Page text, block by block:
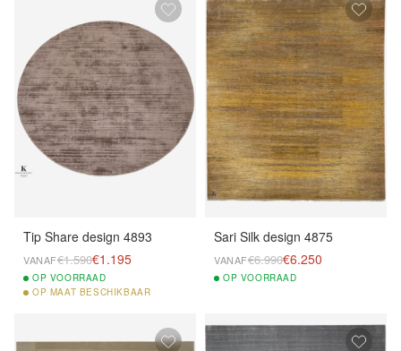
Tip Share design 4893
VANAF€1.590€1.195
OP VOORRAAD
OP MAAT BESCHIKBAAR
Sari Silk design 4875
VANAF€6.990€6.250
OP VOORRAAD